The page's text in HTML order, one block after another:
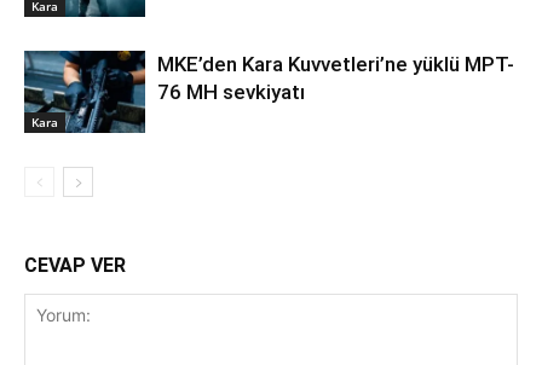
Kara
Kara
MKE’den Kara Kuvvetleri’ne yüklü MPT-
76 MH sevkiyatı
CEVAP VER